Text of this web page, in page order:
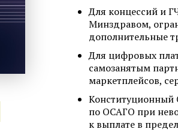
Для концессий и
Минздравом,
дополнительные
Для цифровых
самозанятым
маркетплейсов,
Конституционный
по ОСАГО при
к выплате в